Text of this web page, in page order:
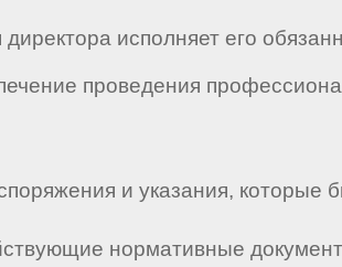
исполняет его
проведения
и указания, которые
нормативные